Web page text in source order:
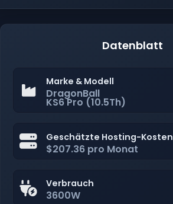
Datenblatt
Marke & Modell
DragonBall
KS6 Pro (10.5Th)
Geschätzte Hosting-Kosten
$207.36 pro Monat
Verbrauch
3600W